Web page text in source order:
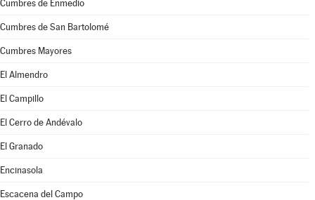
Cumbres de Enmedio
Cumbres de San Bartolomé
Cumbres Mayores
El Almendro
El Campillo
El Cerro de Andévalo
El Granado
Encinasola
Escacena del Campo